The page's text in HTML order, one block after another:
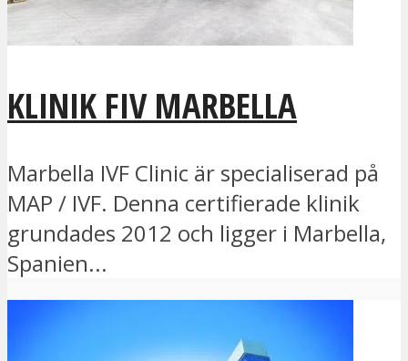
KLINIK FIV MARBELLA
Marbella IVF Clinic är specialiserad på
MAP / IVF. Denna certifierade klinik
grundades 2012 och ligger i Marbella,
Spanien...